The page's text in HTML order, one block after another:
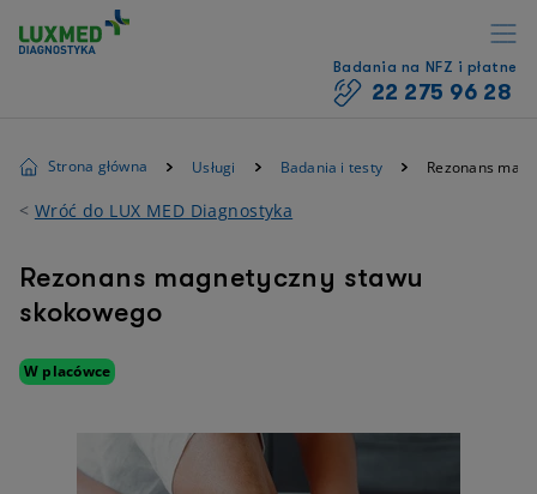
Badania na NFZ i płatne
22 275 96 28
Strona główna Usługi Badania i testy Rezonans
< Wróć do LUX MED Diagnostyka
Rezonans magnetyczny stawu
skokowego
W placówce